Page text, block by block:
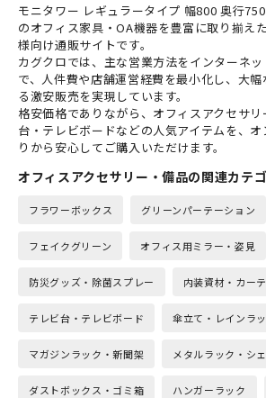
モニタワー レギュラータイプ 幅800 奥行
のオフィス家具・OA機器を豊富に取り揃え
様向け通販サイトです。
カグクロでは、主な営業方法をインターネ
で、人件費や店舗運営経費を最小化し、大
る激安販売を実現しています。
格安価格でありながら、オフィスアクセサ
台・テレビボードなどの人気アイテムを、
りから安心してご購入いただけます。
オフィスアクセサリー・備品の関連カテ
フラワーボックス グリーンパーテーション
フェイクグリーン オフィス用ミラー・姿見
防災グッズ・除菌スプレー 内装資材・カー
テレビ台・テレビボード 傘立て・レインラ
マガジンラック・新聞架 メタルラック・シ
ダストボックス・ゴミ箱 ハンガーラック